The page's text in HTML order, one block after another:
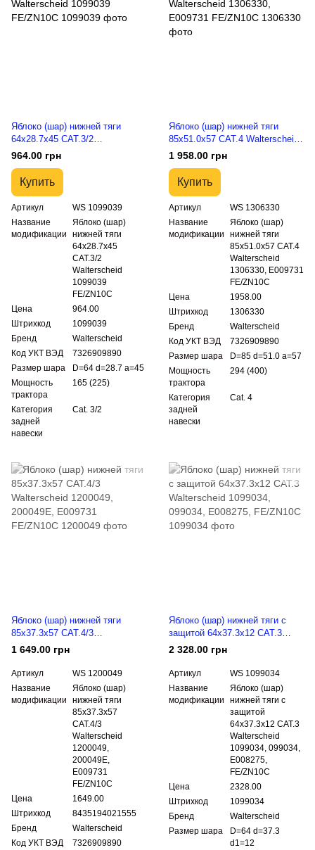
Яблоко (шар) нижней тяги
64x28.7x45 CAT.3/2
Walterscheid 1099039
FE/ZN10C
964.00 грн
Купить
Артикул
WS 1099039
Название
модификации
Яблоко (шар)
нижней тяги
64x28.7x45
CAT.3/2
Walterscheid
1099039
FE/ZN10C
Цена
964.00
Штрихкод
1099039
Бренд
Walterscheid
Код УКТ ВЭД
7326909890
Размер шара
D=64 d=28.7 a=45
Мощность
трактора
165 (225)
Категория
задней
навески
Cat. 3/2
Яблоко (шар) нижней тяги
85x51.0x57 CAT.4 Walterscheid
1306330, E009731 FE/ZN10C
1 958.00 грн
Купить
Артикул
WS 1306330
Название
модификации
Яблоко (шар)
нижней тяги
85x51.0x57 CAT.4
Walterscheid
1306330, E009731
FE/ZN10C
Цена
1958.00
Штрихкод
1306330
Бренд
Walterscheid
Код УКТ ВЭД
7326909890
Размер шара
D=85 d=51.0 a=57
Мощность
трактора
294 (400)
Категория
задней
навески
Cat. 4
Яблоко (шар) нижней тяги
85x37.3x57 CAT.4/3
Walterscheid 1200049, 200049E,
E009731 FE/ZN10C
1 649.00 грн
Артикул
WS 1200049
Название
модификации
Яблоко (шар)
нижней тяги
85x37.3x57
CAT.4/3
Walterscheid
1200049,
200049E,
E009731
FE/ZN10C
Цена
1649.00
Штрихкод
8435194021555
Бренд
Walterscheid
Код УКТ ВЭД
7326909890
Яблоко (шар) нижней тяги с
защитой 64x37.3x12 CAT.3
Walterscheid 1099034, 099034,
E008275, FE/ZN10C
2 328.00 грн
Артикул
WS 1099034
Название
модификации
Яблоко (шар)
нижней тяги с
защитой
64x37.3x12 CAT.3
Walterscheid
1099034, 099034,
E008275,
FE/ZN10C
Цена
2328.00
Штрихкод
1099034
Бренд
Walterscheid
Размер шара
D=64 d=37.3
d1=12